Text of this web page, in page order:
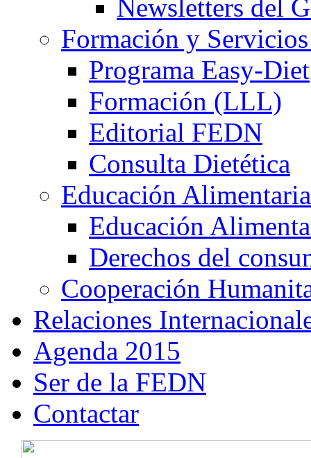
Newsletters del
Formación y
Programa Easy-Diet
Formación (LLL)
Editorial FEDN
Consulta Dietética
Educación Alimentaria
Educación
Derechos del
Cooperación
Relaciones
Agenda 2015
Ser de la FEDN
Contactar